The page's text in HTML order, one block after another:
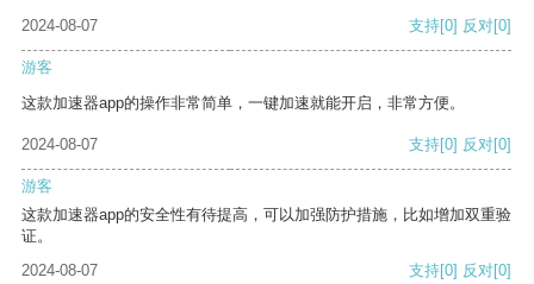
2024-08-07 支持[0] 反对[0]
游客
这款加速器app的操作非常简单，一键加速就能开启，非常方便。
2024-08-07 支持[0] 反对[0]
游客
这款加速器app的安全性有待提高，可以加强防护措施，比如增加双重验
证。
2024-08-07
支持[0] 反对[0]